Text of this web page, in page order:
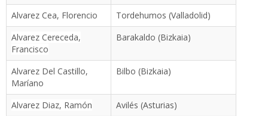
Alvarez Cea, Florencio
Tordehumos (Valladolid)
Alvarez Cereceda,
Francisco
Barakaldo (Bizkaia)
Alvarez Del Castillo,
Maríano
Bilbo (Bizkaia)
Alvarez Diaz, Ramón
Avilés (Asturias)